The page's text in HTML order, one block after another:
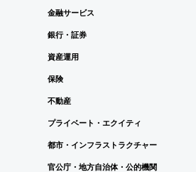
金融サービス
銀行・証券
資産運用
保険
不動産
プライベート・エクイティ
都市・インフラストラクチャー
官公庁・地方自治体・公的機関